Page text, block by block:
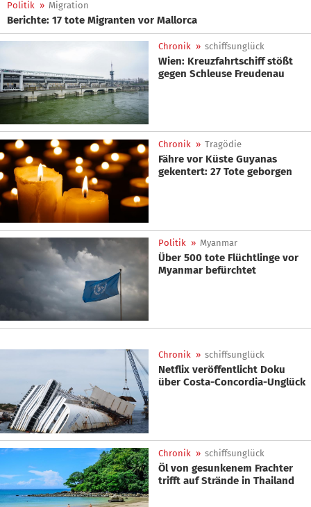
Politik » Migration
Berichte: 17 tote Migranten vor Mallorca
Chronik » schiffsunglück
Wien: Kreuzfahrtschiff stößt
gegen Schleuse Freudenau
Chronik » Tragödie
Fähre vor Küste Guyanas
gekentert: 27 Tote geborgen
Politik » Myanmar
Über 500 tote Flüchtlinge vor
Myanmar befürchtet
Chronik » schiffsunglück
Netflix veröffentlicht Doku
über Costa-Concordia-Unglück
Chronik » schiffsunglück
Öl von gesunkenem Frachter
trifft auf Strände in Thailand